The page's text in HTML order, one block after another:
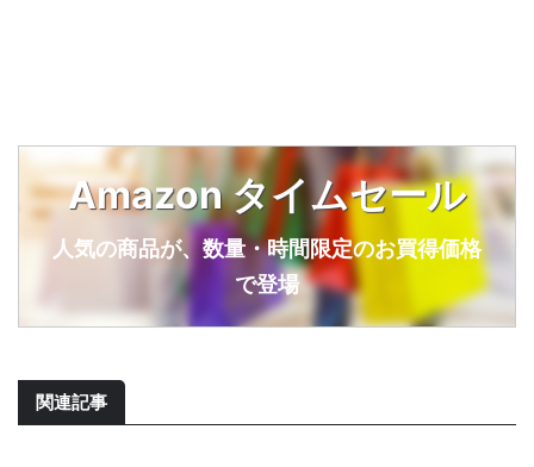
Amazon タイムセール
人気の商品が、数量・時間限定のお買得価格
で登場
関連記事